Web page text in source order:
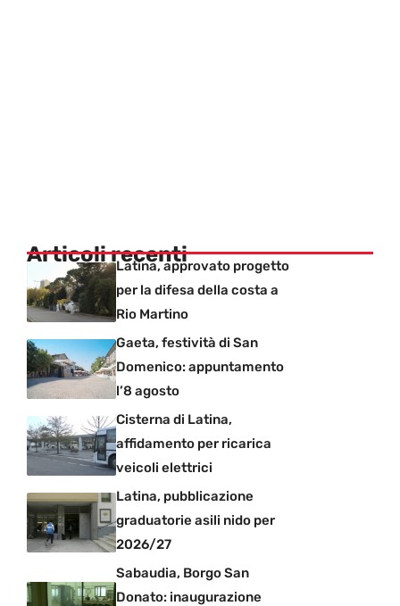
Articoli recentiLatina, approvato progetto
per la difesa della costa a
Rio Martino
Gaeta, festività di San
Domenico: appuntamento
l’8 agosto
Cisterna di Latina,
affidamento per ricarica
veicoli elettrici
Latina, pubblicazione
graduatorie asili nido per
2026/27
Sabaudia, Borgo San
Donato: inaugurazione